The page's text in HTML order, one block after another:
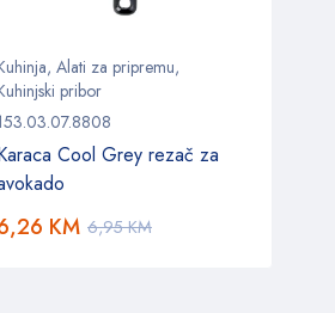
, Alati za pripremu,
pribor
Cool Grey rezač za
6,95KM
KM